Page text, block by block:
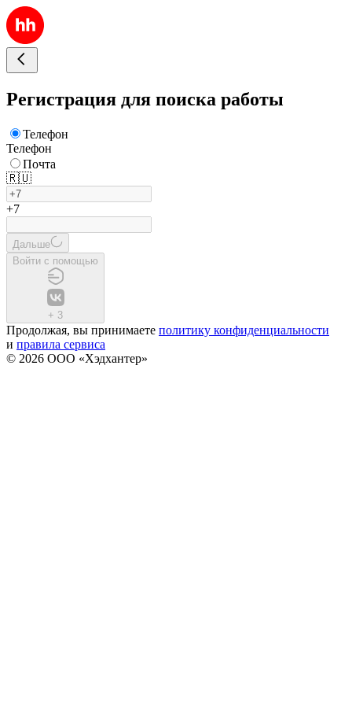
Регистрация для поиска работы
Телефон
Телефон
Почта
🇷🇺
+7
Дальше
Войти с помощью
+ 3
Продолжая, вы принимаете политику конфиденциальности
и правила сервиса
© 2026 ООО «Хэдхантер»